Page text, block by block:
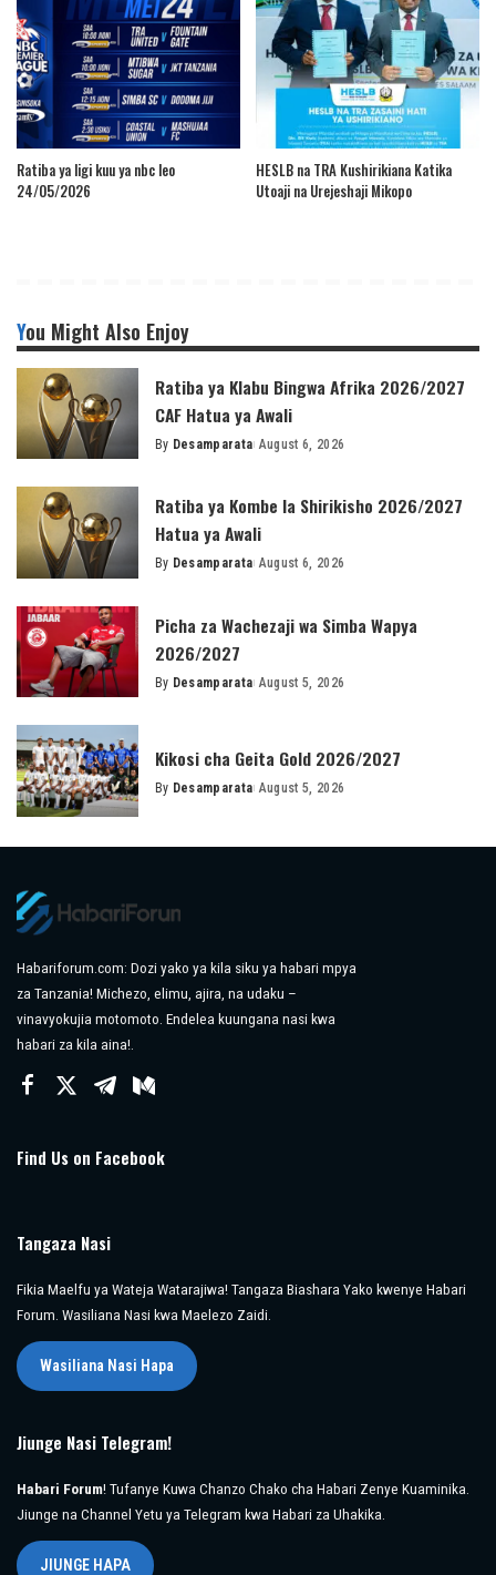
Ratiba ya ligi kuu ya nbc leo
24/05/2026
HESLB na TRA Kushirikiana Katika
Utoaji na Urejeshaji Mikopo
You Might Also Enjoy
Ratiba ya Klabu Bingwa Afrika 2026/2027
CAF Hatua ya Awali
Posted
By Desamparata August 6, 2026
Ratiba ya Kombe la Shirikisho 2026/2027
Hatua ya Awali
Posted
By Desamparata August 6, 2026
Picha za Wachezaji wa Simba Wapya
2026/2027
Posted
By Desamparata August 5, 2026
Kikosi cha Geita Gold 2026/2027
Posted
By Desamparata August 5, 2026
Habariforum.com: Dozi yako ya kila siku ya habari mpya
za Tanzania! Michezo, elimu, ajira, na udaku –
vinavyokujia motomoto. Endelea kuungana nasi kwa
habari za kila aina!.
Find Us on Facebook
Tangaza Nasi
Fikia Maelfu ya Wateja Watarajiwa! Tangaza Biashara Yako kwenye Habari
Forum. Wasiliana Nasi kwa Maelezo Zaidi.
Wasiliana Nasi Hapa
Jiunge Nasi Telegram!
Habari Forum! Tufanye Kuwa Chanzo Chako cha Habari Zenye Kuaminika.
Jiunge na Channel Yetu ya Telegram kwa Habari za Uhakika.
JIUNGE HAPA